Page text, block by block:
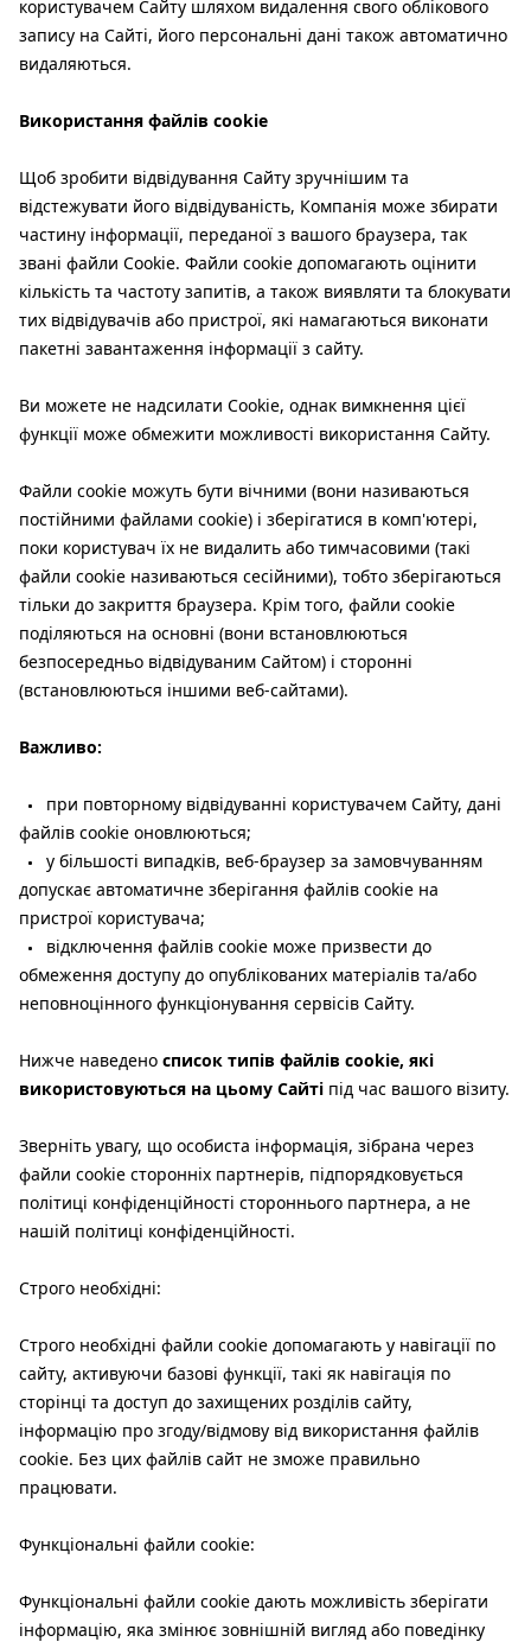
користувачем Сайту шляхом видалення свого облікового
запису на Сайті, його персональні дані також автоматично
видаляються.
Використання файлів cookie
Щоб зробити відвідування Сайту зручнішим та
відстежувати його відвідуваність, Компанія може збирати
частину інформації, переданої з вашого браузера, так
звані файли Cookie. Файли cookie допомагають оцінити
кількість та частоту запитів, а також виявляти та блокувати
тих відвідувачів або пристрої, які намагаються виконати
пакетні завантаження інформації з сайту.
Ви можете не надсилати Cookie, однак вимкнення цієї
функції може обмежити можливості використання Сайту.
Файли cookie можуть бути вічними (вони називаються
постійними файлами cookie) і зберігатися в комп'ютері,
поки користувач їх не видалить або тимчасовими (такі
файли cookie називаються сесійними), тобто зберігаються
тільки до закриття браузера. Крім того, файли cookie
поділяються на основні (вони встановлюються
безпосередньо відвідуваним Сайтом) і сторонні
(встановлюються іншими веб-сайтами).
Важливо:
при повторному відвідуванні користувачем Сайту, дані
файлів cookie оновлюються;
у більшості випадків, веб-браузер за замовчуванням
допускає автоматичне зберігання файлів cookie на
пристрої користувача;
відключення файлів cookie може призвести до
обмеження доступу до опублікованих матеріалів та/або
неповноцінного функціонування сервісів Сайту.
Нижче наведено список типів файлів cookie, які
використовуються на цьому Сайті під час вашого візиту.
Зверніть увагу, що особиста інформація, зібрана через
файли cookie сторонніх партнерів, підпорядковується
політиці конфіденційності стороннього партнера, а не
нашій політиці конфіденційності.
Строго необхідні:
Строго необхідні файли cookie допомагають у навігації по
сайту, активуючи базові функції, такі як навігація по
сторінці та доступ до захищених розділів сайту,
інформацію про згоду/відмову від використання файлів
cookie. Без цих файлів сайт не зможе правильно
працювати.
Функціональні файли cookie:
Функціональні файли cookie дають можливість зберігати
інформацію, яка змінює зовнішній вигляд або поведінку